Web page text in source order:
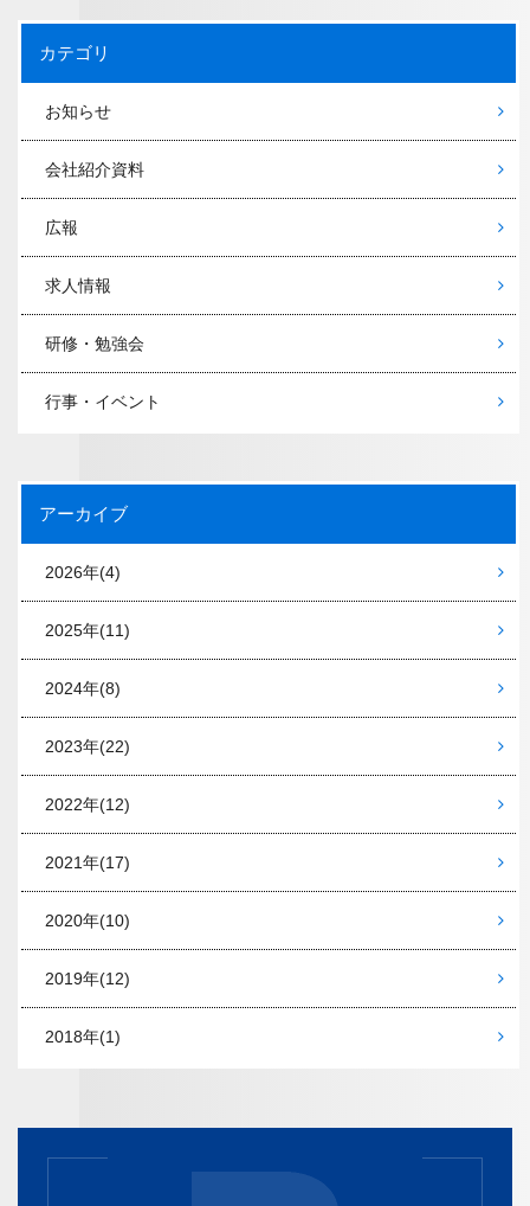
カテゴリ
お知らせ
会社紹介資料
広報
求人情報
研修・勉強会
行事・イベント
アーカイブ
2026年(4)
2025年(11)
2024年(8)
2023年(22)
2022年(12)
2021年(17)
2020年(10)
2019年(12)
2018年(1)